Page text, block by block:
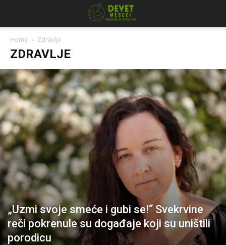
Home Zdravlje
ZDRAVLJE
„Uzmi svoje smeće i gubi se!“ Svekrvine
reči pokrenule su događaje koji su uništili
porodicu